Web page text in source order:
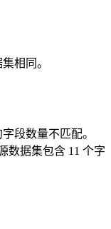
相同。
段数量不匹配。
数据集包含 11 个字